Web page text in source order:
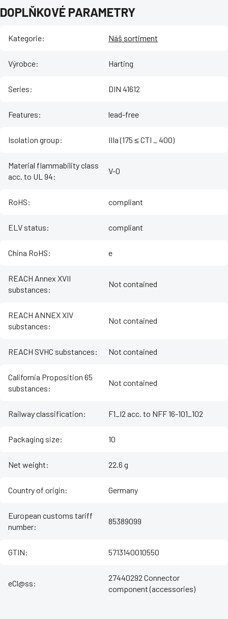
DOPLŇKOVÉ PARAMETRY
Kategorie: Náš sortiment
Výrobce: Harting
Series: DIN 41612
Features: lead-free
Isolation group: IIIa (175 ≤ CTI _ 400)
Material flammability class
acc. to UL 94:
V-0
RoHS: compliant
ELV status: compliant
China RoHS: e
REACH Annex XVII
substances:
Not contained
REACH ANNEX XIV
substances:
Not contained
REACH SVHC substances: Not contained
California Proposition 65
substances:
Not contained
Railway classification: F1_I2 acc. to NFF 16-101_102
Packaging size: 10
Net weight: 22.6 g
Country of origin: Germany
European customs tariff
number:
85389099
GTIN: 5713140010550
eCl@ss:
27440292 Connector
component (accessories)